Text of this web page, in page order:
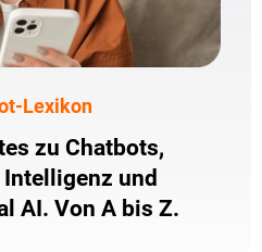
Lexikon
zu Chatbots,
und
AI. Von A bis Z.